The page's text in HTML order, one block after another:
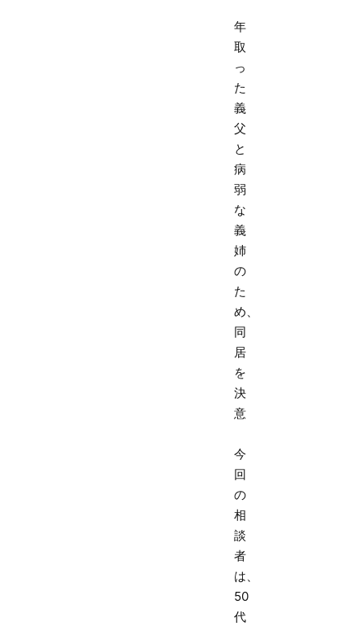
年
取
っ
た
義
父
と
病
弱
な
義
姉
の
た
め、
同
居
を
決
意
今
回
の
相
談
者
は、
50
代